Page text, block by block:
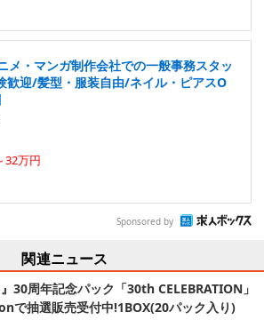
メ・マンガ制作会社での一般事務スタッ
歓迎/髪型・服装自由/ネイル・ピアスO
32万円
Sponsored by
関連ニュース
』30周年記念パック「30th CELEBRATION」
で抽選販売受付中!1BOX(20パック入り)